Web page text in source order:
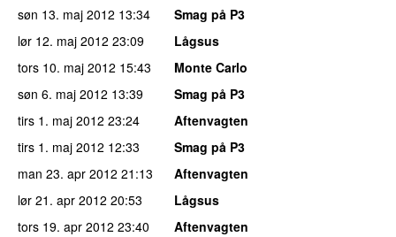
søn 13. maj 2012 13:34
Smag på P3
lør 12. maj 2012 23:09
Lågsus
tors 10. maj 2012 15:43
Monte Carlo
søn 6. maj 2012 13:39
Smag på P3
tirs 1. maj 2012 23:24
Aftenvagten
tirs 1. maj 2012 12:33
Smag på P3
man 23. apr 2012 21:13
Aftenvagten
lør 21. apr 2012 20:53
Lågsus
tors 19. apr 2012 23:40
Aftenvagten